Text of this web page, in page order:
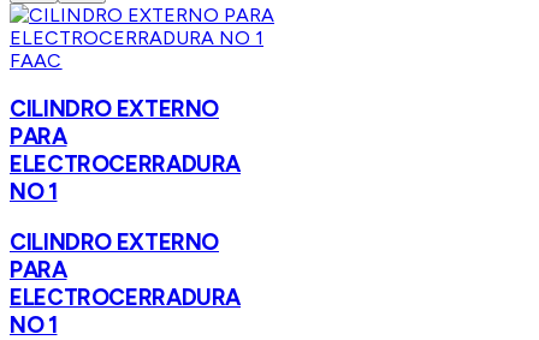
FAAC
CILINDRO EXTERNO
PARA
ELECTROCERRADURA
NO 1
CILINDRO EXTERNO
PARA
ELECTROCERRADURA
NO 1